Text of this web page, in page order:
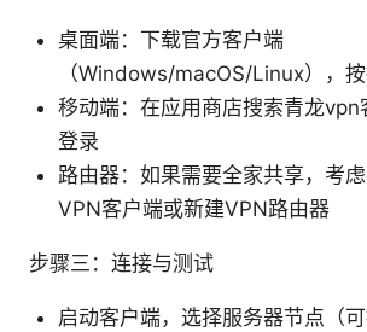
桌面端：下载官方客户端
（Windows/macOS/Linux），
移动端：在应用商店搜索青龙vpn
登录
路由器：如果需要全家共享，考
VPN客户端或新建VPN路由器
步骤三：连接与测试
启动客户端，选择服务器节点（可